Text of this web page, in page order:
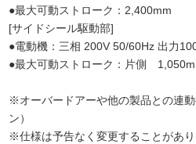
●最大可動ストローク：2,400mm
[サイドシール駆動部]
●電動機：三相 200V 50/60Hz 出力
●最大可動ストローク：片側
※オーバードアーや他の製品との連
ン）
※仕様は予告なく変更することがあり